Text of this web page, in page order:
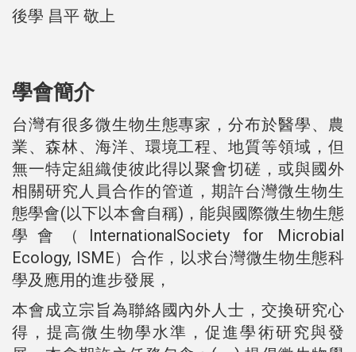
後學 昌平 敬上
學會簡介
台灣有很多微生物生態專家，分布於醫學、農
業、森林、海洋、環境工程、地質等領域，但
無一特定組織使彼此得以聚會切磋，或與國外
相關研究人員合作的管道，期許台灣微生物生
態學會(以下以本會自稱)，能與國際微生物生態
學會（InternationalSociety for Microbial
Ecology, ISME）合作，以求台灣微生物生態科
學及應用的進步發展，
本會成立宗旨為聯絡國內外人士，交換研究心
得，提高微生物學水準，促進學術研究與發